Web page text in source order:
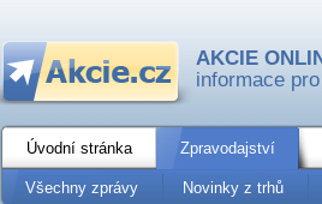
AKCIE
informace
Úvodní stránka Zpravodajství
Všechny zprávy Novinky z trhů